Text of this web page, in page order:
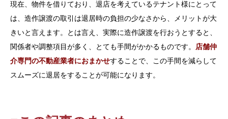
現在、物件を借りており、退店を考えているテナント様にとって
は、造作譲渡の取引は退居時の負担の少なさから、メリットが大
きいと言えます。とは言え、実際に造作譲渡を行おうとすると、
関係者や調整項目が多く、とても手間がかかるものです。 店舗仲
介専門の不動産業者におまかせすることで、この手間を減らして
スムーズに退居をすることが可能になります。